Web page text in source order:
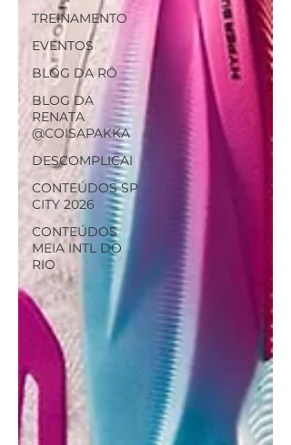
TREINAMENTO
EVENTOS
BLOG DA RÔ
BLOG DA
RENATA
@COISAPAKKA
DESCOMPLICAI
CONTEÚDOS SP
CITY 2026
CONTEÚDOS
MEIA INTL DO
RIO